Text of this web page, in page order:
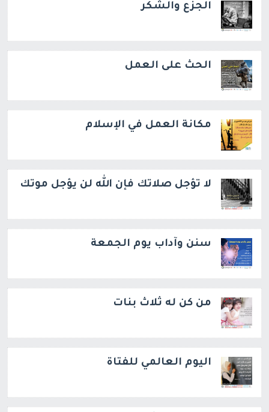
الجزع والشكر
الحث على العمل
مكانة العمل في الإسلام
لا تؤجل صلاتك فإن الله لن يؤجل موتك
سنن وآداب يوم الجمعة
من كن له ثلاث بنات
اليوم العالمي للفتاة